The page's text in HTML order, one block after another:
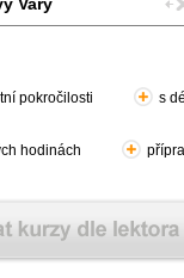
pokročilosti s
hodinách